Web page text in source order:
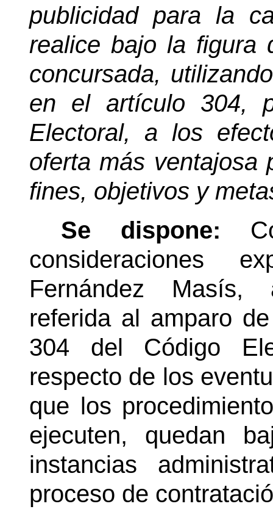
publicidad para la
realice bajo la figura
concursada,
en el artículo 304,
Electoral, a los
oferta más ventajosa
fines, objetivos y
Se dispone:
consideraciones
Fernández Masís,
referida al amparo
304 del Código
respecto de los
que los
ejecuten, quedan
instancias
proceso de